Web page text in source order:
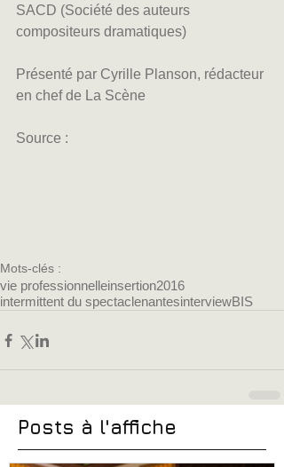
SACD (Société des auteurs
compositeurs dramatiques)
Présenté par Cyrille Planson, rédacteur
en chef de La Scène
Source :
Mots-clés :
vie professionnelleinsertion2016
intermittent du spectaclenantesinterviewBIS
Posts à l'affiche